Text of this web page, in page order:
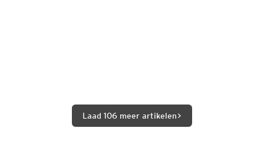
Laad 106 meer artikelen